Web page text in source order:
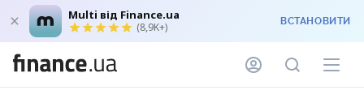
Multi від Finance.ua
(8,9K+) ВСТАНОВИТИ